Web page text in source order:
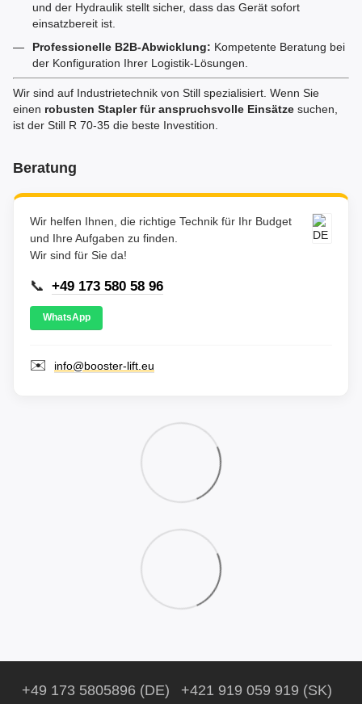
und der Hydraulik stellt sicher, dass das Gerät sofort
einsatzbereit ist.
Professionelle B2B-Abwicklung: Kompetente Beratung bei
der Konfiguration Ihrer Logistik-Lösungen.
Wir sind auf Industrietechnik von Still spezialisiert. Wenn Sie
einen robusten Stapler für anspruchsvolle Einsätze suchen,
ist der Still R 70-35 die beste Investition.
Beratung
Wir helfen Ihnen, die richtige Technik für Ihr Budget
und Ihre Aufgaben zu finden.
Wir sind für Sie da!
📞 +49 173 580 58 96
WhatsApp
✉️ info@booster-lift.eu
+49 173 5805896 (DE) +421 919 059 919 (SK)